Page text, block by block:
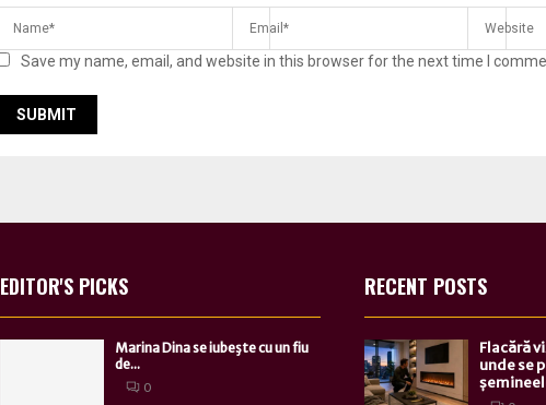
Save my name, email, and website in this browser for the next time I
EDITOR'S PICKS
Marina Dina se iubeşte cu un fiu
de...
0
RECENT POSTS
Flacără
unde se